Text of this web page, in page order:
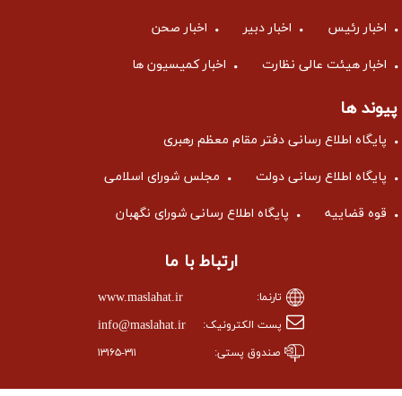
اخبار رئیس اخبار دبیر اخبار صحن
اخبار هیئت عالی نظارت اخبار کمیسیون ها
پیوند ها
پایگاه اطلاع رسانی دفتر مقام معظم رهبری
پایگاه اطلاع رسانی دولت مجلس شورای اسلامی
قوه قضاییه پایگاه اطلاع رسانی شورای نگهبان
ارتباط با ما
تارنما: www.maslahat.ir
پست الکترونیک: info@maslahat.ir
صندوق پستی: ۱۳۱۶۵-۳۱۱